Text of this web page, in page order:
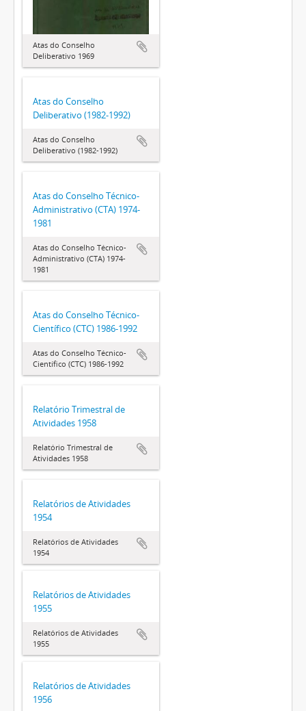
Atas do Conselho
Deliberativo 1969
Atas do Conselho
Deliberativo (1982-1992)
Atas do Conselho
Deliberativo (1982-1992)
Atas do Conselho Técnico-
Administrativo (CTA) 1974-
1981
Atas do Conselho Técnico-
Administrativo (CTA) 1974-
1981
Atas do Conselho Técnico-
Científico (CTC) 1986-1992
Atas do Conselho Técnico-
Científico (CTC) 1986-1992
Relatório Trimestral de
Atividades 1958
Relatório Trimestral de
Atividades 1958
Relatórios de Atividades
1954
Relatórios de Atividades
1954
Relatórios de Atividades
1955
Relatórios de Atividades
1955
Relatórios de Atividades
1956